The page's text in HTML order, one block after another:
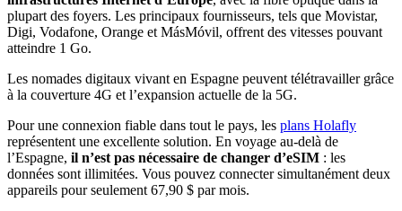
plupart des foyers. Les principaux fournisseurs, tels que Movistar,
Digi, Vodafone, Orange et MásMóvil, offrent des vitesses pouvant
atteindre 1 Go.
Les nomades digitaux vivant en Espagne peuvent télétravailler grâce
à la couverture 4G et l’expansion actuelle de la 5G.
Pour une connexion fiable dans tout le pays, les plans Holafly
représentent une excellente solution. En voyage au‑delà de
l’Espagne, il n’est pas nécessaire de changer d’eSIM : les
données sont illimitées. Vous pouvez connecter simultanément deux
appareils pour seulement 67,90 $ par mois.